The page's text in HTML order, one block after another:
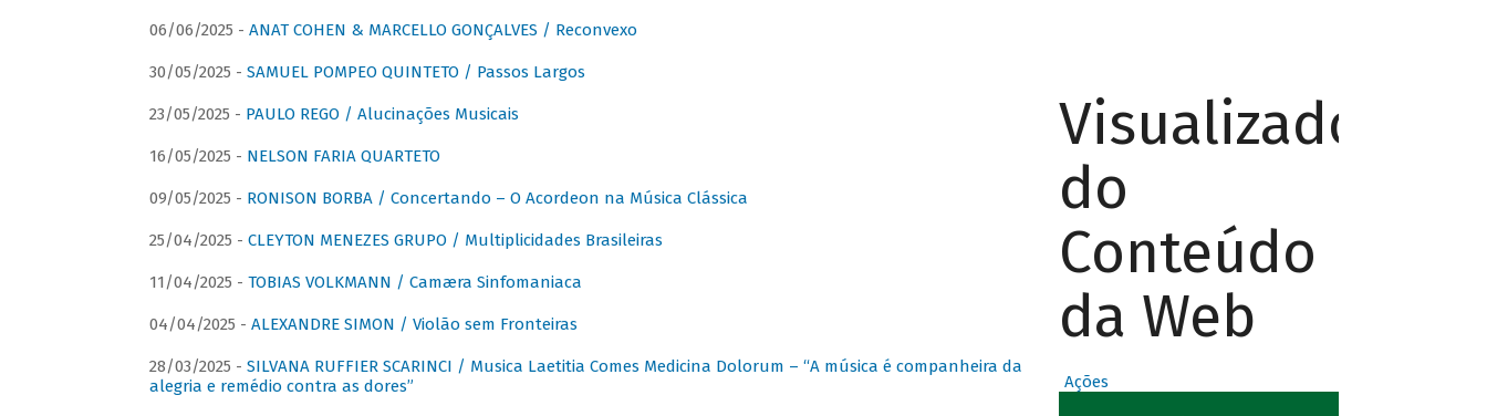
06/06/2025 - ANAT COHEN & MARCELLO GONÇALVES / Reconvexo
30/05/2025 - SAMUEL POMPEO QUINTETO / Passos Largos
23/05/2025 - PAULO REGO / Alucinações Musicais
16/05/2025 - NELSON FARIA QUARTETO
09/05/2025 - RONISON BORBA / Concertando – O Acordeon na Música Clássica
25/04/2025 - CLEYTON MENEZES GRUPO / Multiplicidades Brasileiras
11/04/2025 - TOBIAS VOLKMANN / Camæra Sinfomaniaca
04/04/2025 - ALEXANDRE SIMON / Violão sem Fronteiras
28/03/2025 - SILVANA RUFFIER SCARINCI / Musica Laetitia Comes Medicina Dolorum – “A música é companheira da
alegria e remédio contra as dores”
Visualizador
do
Conteúdo
da Web
Ações